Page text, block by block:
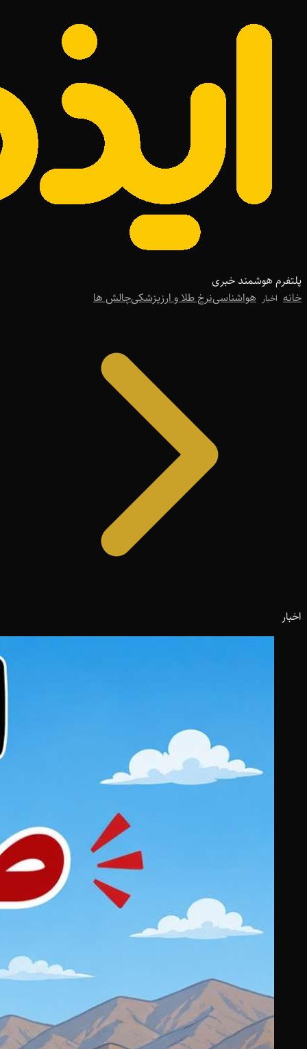
پلتفرم هوشمند خبری
خانه اخبار هواشناسینرخ طلا و ارزپزشکیچالش ها
اخبار